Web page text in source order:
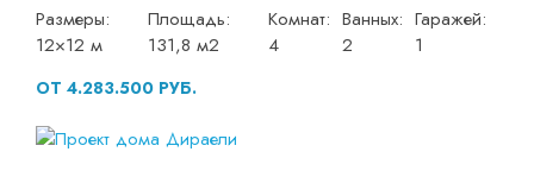
Размеры:
12×12 м
Площадь:
131,8 м2
Комнат:
4
Ванных:
2
Гаражей:
1
ОТ 4.283.500 РУБ.